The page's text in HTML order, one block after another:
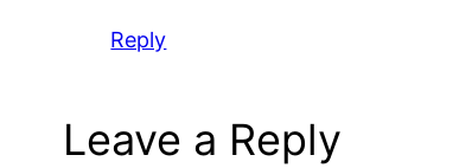
Reply
Leave a Reply